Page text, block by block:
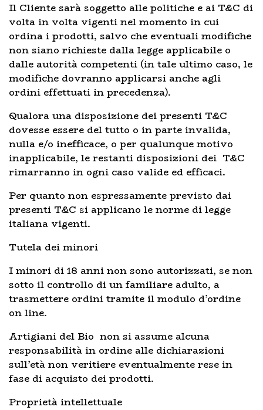
Il Cliente sarà soggetto alle politiche e ai T&C di
volta in volta vigenti nel momento in cui
ordina i prodotti, salvo che eventuali modifiche
non siano richieste dalla legge applicabile o
dalle autorità competenti (in tale ultimo caso, le
modifiche dovranno applicarsi anche agli
ordini effettuati in precedenza).
Qualora una disposizione dei presenti T&C
dovesse essere del tutto o in parte invalida,
nulla e/o inefficace, o per qualunque motivo
inapplicabile, le restanti disposizioni dei T&C
rimarranno in ogni caso valide ed efficaci.
Per quanto non espressamente previsto dai
presenti T&C si applicano le norme di legge
italiana vigenti.
Tutela dei minori
I minori di 18 anni non sono autorizzati, se non
sotto il controllo di un familiare adulto, a
trasmettere ordini tramite il modulo d’ordine
on line.
Artigiani del Bio non si assume alcuna
responsabilità in ordine alle dichiarazioni
sull’età non veritiere eventualmente rese in
fase di acquisto dei prodotti.
Proprietà intellettuale